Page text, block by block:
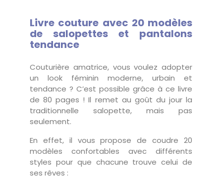
Livre couture avec 20 modèles
de salopettes et pantalons
tendance
Couturière amatrice, vous voulez adopter
un look féminin moderne, urbain et
tendance ? C’est possible grâce à ce livre
de 80 pages ! Il remet au goût du jour la
traditionnelle salopette, mais pas
seulement.
En effet, il vous propose de coudre 20
modèles confortables avec différents
styles pour que chacune trouve celui de
ses rêves :